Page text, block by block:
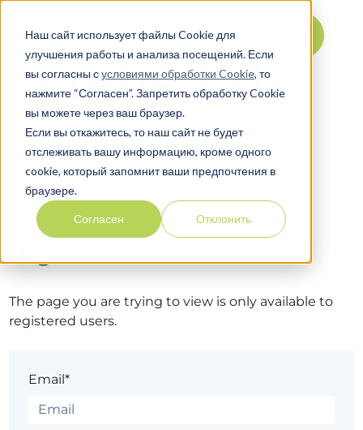
Наш сайт использует файлы Cookie для
улучшения работы и анализа посещений. Если
вы согласны сусловиями обработки Cookie, то
нажмите “Согласен”. Запретить обработку Cookie
вы можете через ваш браузер.
Если вы откажитесь, то наш сайт не будет
отслеживать вашу информацию, кроме одного
cookie, который запомнит ваши предпочтения в
браузере.
Согласен Отклонить
Sign in
The page you are trying to view is only available to
registered users.
Email*